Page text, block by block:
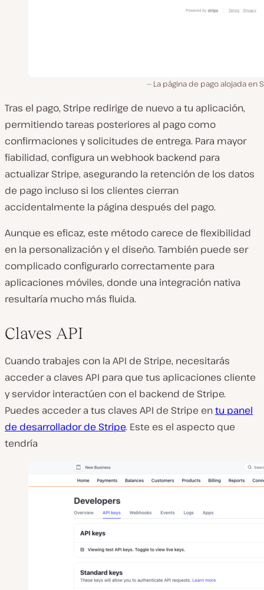
La página de pago alojada en
Tras el pago, Stripe redirige de nuevo a tu aplicación,
permitiendo tareas posteriores al pago como
confirmaciones y solicitudes de entrega. Para mayor
fiabilidad, configura un webhook backend para
actualizar Stripe, asegurando la retención de los datos
de pago incluso si los clientes cierran
accidentalmente la página después del pago.
Aunque es eficaz, este método carece de flexibilidad
en la personalización y el diseño. También puede ser
complicado configurarlo correctamente para
aplicaciones móviles, donde una integración nativa
resultaría mucho más fluida.
Claves API
Cuando trabajes con la API de Stripe, necesitarás
acceder a claves API para que tus aplicaciones cliente
y servidor interactúen con el backend de Stripe.
Puedes acceder a tus claves API de Stripe entu panel
de desarrollador de Stripe. Este es el aspecto que
tendría